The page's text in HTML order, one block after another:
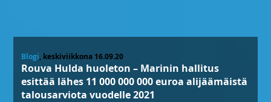
Blogi, keskiviikkona 16.09.20
Rouva Hulda huoleton – Marinin hallitus
esittää lähes 11 000 000 000 euroa alijäämäistä
talousarviota vuodelle 2021